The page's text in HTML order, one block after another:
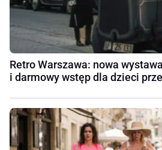
Retro Warszawa: nowa
i darmowy wstęp dla dzieci